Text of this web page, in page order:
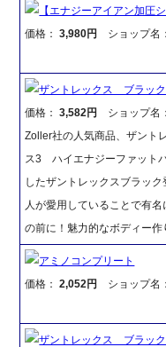
【エナジーアイアン加圧
価格：3,980円 ショップ名
ザントレックス ブラック
価格：3,582円
ショップ名
Zoller社の人気商品、ザント
ス3 ハイエナジーファット
したザントレックスブラッ
人が愛用していることで有
の前に！魅力的なボディー作
アミノコンプリート
価格：2,052円 ショップ名
ザントレックス ブラック